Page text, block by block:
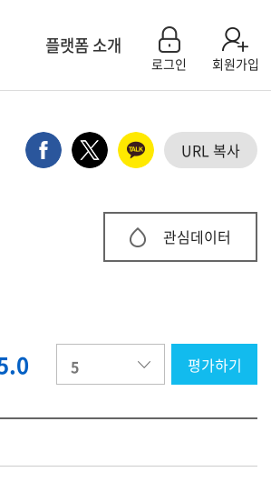
플랫폼 소개
참여기관소개
플랫폼 활용 사례
로그인 회원가입
URL 복사
관심데이터